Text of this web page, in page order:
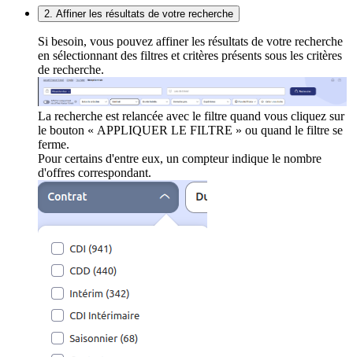
2. Affiner les résultats de votre recherche
Si besoin, vous pouvez affiner les résultats de votre recherche
en sélectionnant des filtres et critères présents sous les critères
de recherche.
La recherche est relancée avec le filtre quand vous cliquez sur
le bouton « APPLIQUER LE FILTRE » ou quand le filtre se
ferme.
Pour certains d'entre eux, un compteur indique le nombre
d'offres correspondant.